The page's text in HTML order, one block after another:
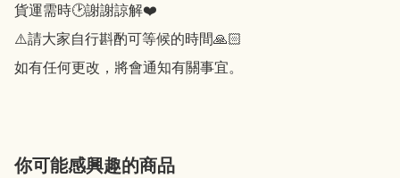
貨運需時🕑謝謝諒解❤️
⚠️請大家自行斟酌可等候的時間🙏🏻
如有任何更改，將會通知有關事宜。
你可能感興趣的商品